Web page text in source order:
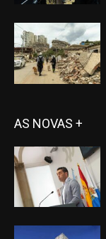
AS NOVAS +